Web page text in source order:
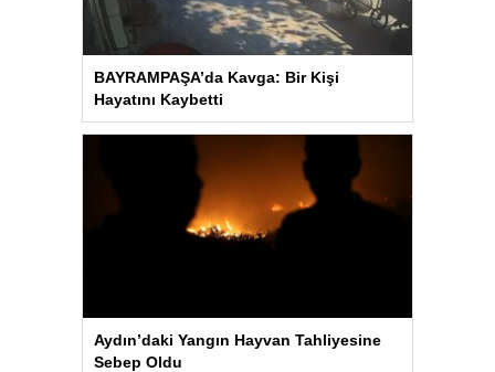
BAYRAMPAŞA’da Kavga: Bir Kişi
Hayatını Kaybetti
Aydın’daki Yangın Hayvan Tahliyesine
Sebep Oldu